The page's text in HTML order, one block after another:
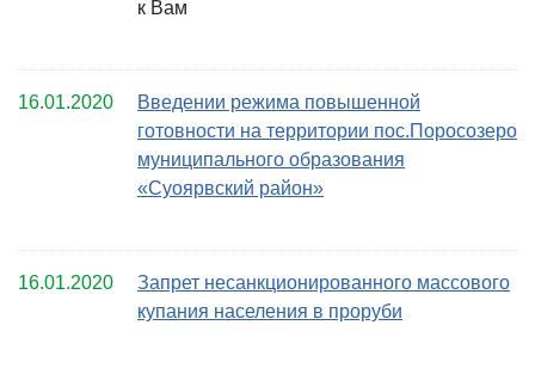
к Вам
16.01.2020
Введении режима повышенной
готовности на территории пос.Поросозеро
муниципального образования
«Суоярвский район»
16.01.2020
Запрет несанкционированного массового
купания населения в проруби